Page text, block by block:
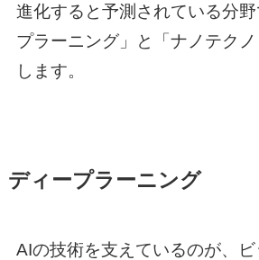
進化すると予測されている分
プラーニング」と「ナノテク
します。
ディープラーニング
AIの技術を支えているのが、